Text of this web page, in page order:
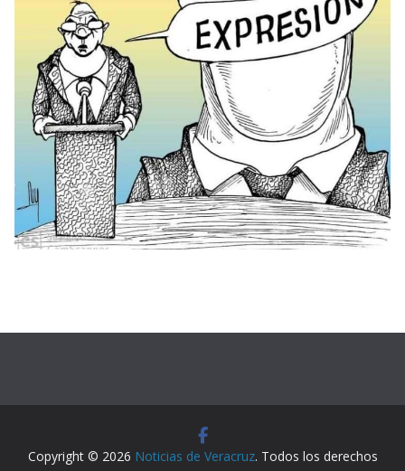
Copyright © 2026 Noticias de Veracruz. Todos los derechos